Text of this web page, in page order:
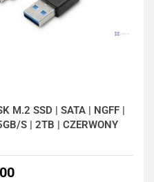
M.2 SSD | SATA | NGFF |
S | 2TB | CZERWONY